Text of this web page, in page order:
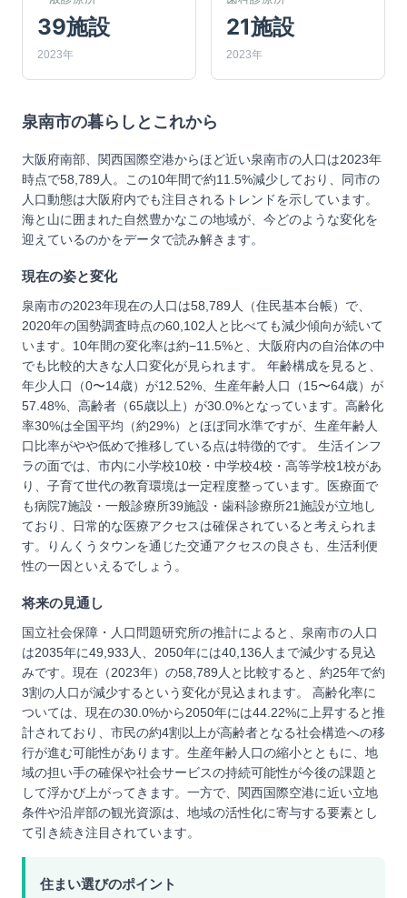
39施設
2023年
21施設
2023年
泉南市の暮らしとこれから
大阪府南部、関西国際空港からほど近い泉南市の人口は2023年
時点で58,789人。この10年間で約11.5%減少しており、同市の
人口動態は大阪府内でも注目されるトレンドを示しています。
海と山に囲まれた自然豊かなこの地域が、今どのような変化を
迎えているのかをデータで読み解きます。
現在の姿と変化
泉南市の2023年現在の人口は58,789人（住民基本台帳）で、
2020年の国勢調査時点の60,102人と比べても減少傾向が続いて
います。10年間の変化率は約−11.5%と、大阪府内の自治体の中
でも比較的大きな人口変化が見られます。 年齢構成を見ると、
年少人口（0〜14歳）が12.52%、生産年齢人口（15〜64歳）が
57.48%、高齢者（65歳以上）が30.0%となっています。高齢化
率30%は全国平均（約29%）とほぼ同水準ですが、生産年齢人
口比率がやや低めで推移している点は特徴的です。 生活インフ
ラの面では、市内に小学校10校・中学校4校・高等学校1校があ
り、子育て世代の教育環境は一定程度整っています。医療面で
も病院7施設・一般診療所39施設・歯科診療所21施設が立地し
ており、日常的な医療アクセスは確保されていると考えられま
す。りんくうタウンを通じた交通アクセスの良さも、生活利便
性の一因といえるでしょう。
将来の見通し
国立社会保障・人口問題研究所の推計によると、泉南市の人口
は2035年に49,933人、2050年には40,136人まで減少する見込
みです。現在（2023年）の58,789人と比較すると、約25年で約
3割の人口が減少するという変化が見込まれます。 高齢化率に
ついては、現在の30.0%から2050年には44.22%に上昇すると推
計されており、市民の約4割以上が高齢者となる社会構造への移
行が進む可能性があります。生産年齢人口の縮小とともに、地
域の担い手の確保や社会サービスの持続可能性が今後の課題と
して浮かび上がってきます。一方で、関西国際空港に近い立地
条件や沿岸部の観光資源は、地域の活性化に寄与する要素とし
て引き続き注目されています。
住まい選びのポイント